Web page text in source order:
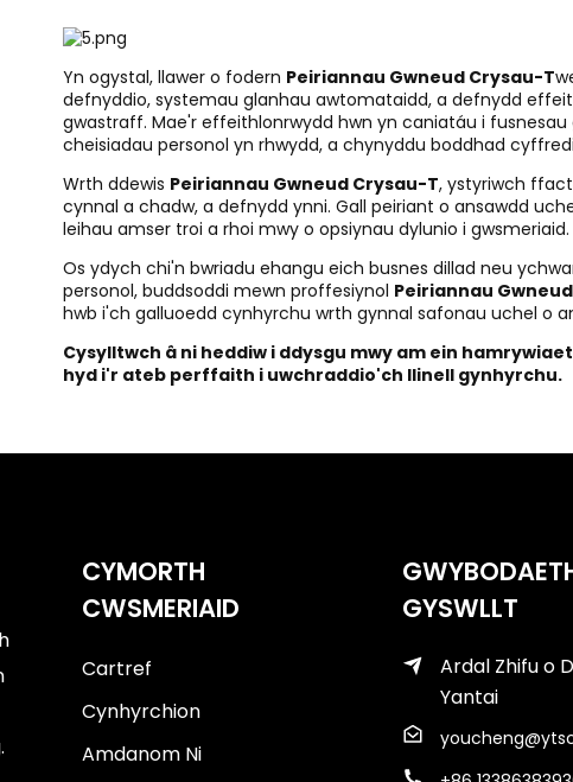
Yn ogystal, llawer o fodern Peiriannau Gwneud Crysau-T
defnyddio, systemau glanhau awtomataidd, a defnydd
gwastraff. Mae'r effeithlonrwydd hwn yn caniatáu i
cheisiadau personol yn rhwydd, a chynyddu boddhad
Wrth ddewis Peiriannau Gwneud Crysau-T, ystyriwch
cynnal a chadw, a defnydd ynni. Gall peiriant o ansawdd
leihau amser troi a rhoi mwy o opsiynau dylunio i gwsmeriaid.
Os ydych chi'n bwriadu ehangu eich busnes dillad neu
personol, buddsoddi mewn proffesiynol Peiriannau
hwb i'ch galluoedd cynhyrchu wrth gynnal safonau uchel o
Cysylltwch â ni heddiw i ddysgu mwy am ein
hyd i'r ateb perffaith i uwchraddio'ch llinell gynhyrchu.
CYMORTH
CWSMERIAID
Cartref
Cynhyrchion
Amdanom Ni
GYSWLLT
Ardal Zhifu o
Yantai